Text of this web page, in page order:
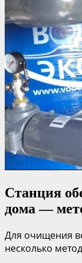
Станция
дома —
Для очищения
несколько